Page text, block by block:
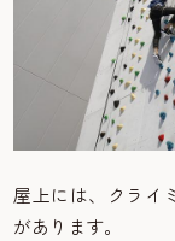
屋上には、クライ
があります。